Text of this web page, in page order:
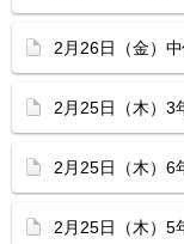
2月26日（金）
2月25日（木）3
2月25日（木）6
2月25日（木）5